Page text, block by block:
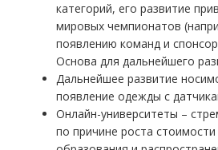
категорий, его развитие
мировых чемпионатов
появлению команд и
Основа для дальнейшего
Дальнейшее развитие
появление одежды с
Онлайн-университеты –
по причине роста